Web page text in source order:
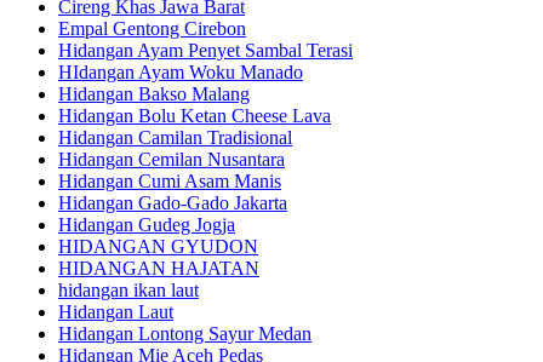
Cireng Khas Jawa Barat
Empal Gentong Cirebon
Hidangan Ayam Penyet Sambal Terasi
HIdangan Ayam Woku Manado
Hidangan Bakso Malang
Hidangan Bolu Ketan Cheese Lava
Hidangan Camilan Tradisional
Hidangan Cemilan Nusantara
Hidangan Cumi Asam Manis
Hidangan Gado-Gado Jakarta
Hidangan Gudeg Jogja
HIDANGAN GYUDON
HIDANGAN HAJATAN
hidangan ikan laut
Hidangan Laut
Hidangan Lontong Sayur Medan
Hidangan Mie Aceh Pedas